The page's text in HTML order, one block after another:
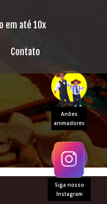
Anões
animadores
Siga nosso
Instagram
Contato
em até 10x